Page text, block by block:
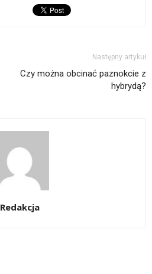
Następny artykuł
Czy można obcinać paznokcie z
hybrydą?
Redakcja